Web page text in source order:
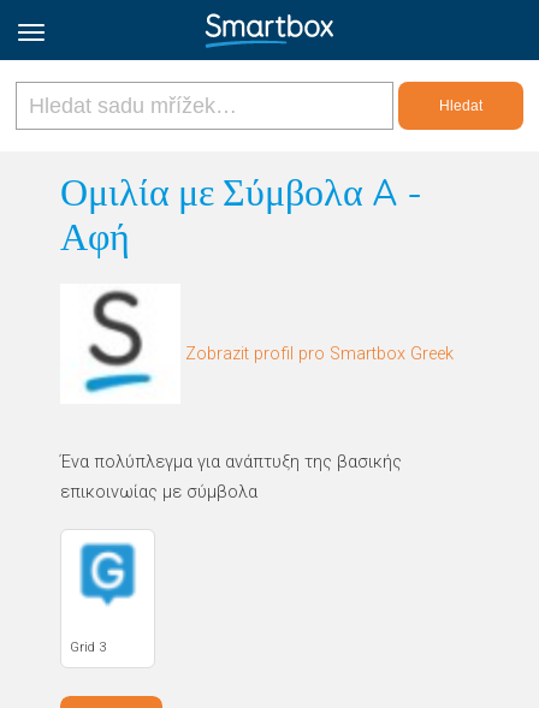
Online Grids
Ομιλία με Σύμβολα A -
Αφή
Zobrazit profil pro Smartbox Greek
Ένα πολύπλεγμα για ανάπτυξη της βασικής
επικοινωίας με σύμβολα
Grid 3